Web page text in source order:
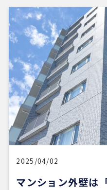
4 か月前
REDSは、自分で
きる人にはおすすめだ
他の不動産会社にも行
寄り添うというより、不
を勧められているよう
その点、REDSは自分で
すいのがよかったです。
一方で、自分が望む物
うまく検索できない人
い物件に出会うのは少し
ただ、そういう場合で
2025/04/02
マンション外壁は